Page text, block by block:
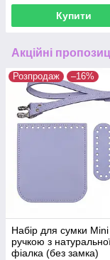
Купити
Акційні
Розпродаж –16%
Набір для сумки Mini
ручкою з
фіалка (без замка)